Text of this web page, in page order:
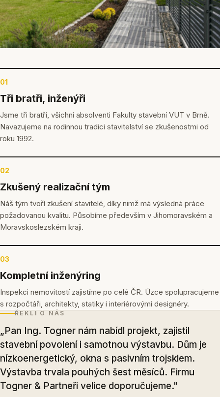
01
Tři bratři, inženýři
Jsme tři bratři, všichni absolventi Fakulty stavební VUT v Brně.
Navazujeme na rodinnou tradici stavitelství se zkušenostmi od
roku 1992.
02
Zkušený realizační tým
Náš tým tvoří zkušení stavitelé, díky nimž má výsledná práce
požadovanou kvalitu. Působíme především v Jihomoravském a
Moravskoslezském kraji.
03
Kompletní inženýring
Inspekci nemovitostí zajistíme po celé ČR. Úzce spolupracujeme
s rozpočtáři, architekty, statiky i interiérovými designéry.
ŘEKLI O NÁS
„Pan Ing. Togner nám nabídl projekt, zajistil
stavební povolení i samotnou výstavbu. Dům je
nízkoenergetický, okna s pasivním trojsklem.
Výstavba trvala pouhých šest měsíců. Firmu
Togner & Partneři velice doporučujeme."